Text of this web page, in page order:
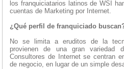
los franquiciatarios latinos de WSI
cuentas de Marketing por Internet.
¿Qué perfil de franquiciado
No se limita a eruditos de la
provienen de una gran variedad
Consultores de Internet se centran
de negocio, en lugar de un simple